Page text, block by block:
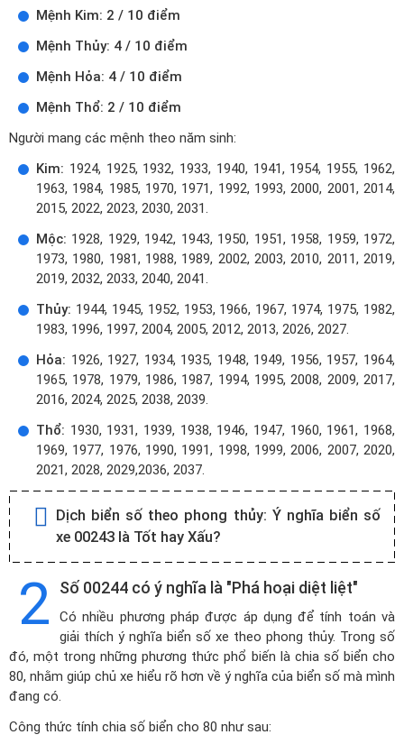
Mệnh Kim: 2 / 10 điểm
Mệnh Thủy: 4 / 10 điểm
Mệnh Hỏa: 4 / 10 điểm
Mệnh Thổ: 2 / 10 điểm
Người mang các mệnh theo năm sinh:
Kim: 1924, 1925, 1932, 1933, 1940, 1941, 1954, 1955, 1962,
1963, 1984, 1985, 1970, 1971, 1992, 1993, 2000, 2001, 2014,
2015, 2022, 2023, 2030, 2031.
Mộc: 1928, 1929, 1942, 1943, 1950, 1951, 1958, 1959, 1972,
1973, 1980, 1981, 1988, 1989, 2002, 2003, 2010, 2011, 2019,
2019, 2032, 2033, 2040, 2041.
Thủy: 1944, 1945, 1952, 1953, 1966, 1967, 1974, 1975, 1982,
1983, 1996, 1997, 2004, 2005, 2012, 2013, 2026, 2027.
Hỏa: 1926, 1927, 1934, 1935, 1948, 1949, 1956, 1957, 1964,
1965, 1978, 1979, 1986, 1987, 1994, 1995, 2008, 2009, 2017,
2016, 2024, 2025, 2038, 2039.
Thổ: 1930, 1931, 1939, 1938, 1946, 1947, 1960, 1961, 1968,
1969, 1977, 1976, 1990, 1991, 1998, 1999, 2006, 2007, 2020,
2021, 2028, 2029,2036, 2037.
Dịch biển số theo phong thủy: Ý nghĩa biển số
xe 00243 là Tốt hay Xấu?
2 Số 00244 có ý nghĩa là "Phá hoại diệt liệt"
Có nhiều phương pháp được áp dụng để tính toán và
giải thích ý nghĩa biển số xe theo phong thủy. Trong số
đó, một trong những phương thức phổ biến là chia số biển cho
80, nhằm giúp chủ xe hiểu rõ hơn về ý nghĩa của biển số mà mình
đang có.
Công thức tính chia số biển cho 80 như sau: